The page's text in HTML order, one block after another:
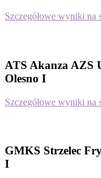
Szczegółowe wyniki na
ATS Akanza AZS
Olesno I
Szczegółowe wyniki na
GMKS Strzelec
I